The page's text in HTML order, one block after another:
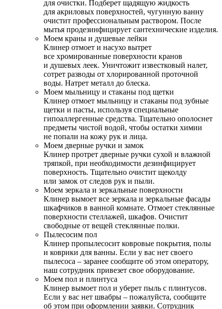
для очистки. Подберет щадящую жидкость
для акриловых поверхностей, чугунную ванну
очистит профессиональным раствором. После
мытья продезинфицирует сантехнические изделия.
Моем краны и душевые лейки
Клинер отмоет и насухо вытрет
все хромированные поверхности кранов
и душевых леек. Уничтожит известковый налет,
сотрет разводы от хлорированной проточной
воды. Натрет металл до блеска.
Моем мыльницу и стаканы под щетки
Клинер отмоет мыльницу и стаканы под зубные
щетки и пасты, используя специальные
гипоаллергенные средства. Тщательно ополоснет
предметы чистой водой, чтобы остатки химии
не попали на кожу рук и лица.
Моем дверные ручки и замок
Клинер протрет дверные ручки сухой и влажной
тряпкой, при необходимости дезинфицирует
поверхность. Тщательно очистит щеколду
или замок от следов рук и пыли.
Моем зеркала и зеркальные поверхности
Клинер вымоет все зеркала и зеркальные фасады
шкафчиков в ванной комнате. Отмоет стеклянные
поверхности стеллажей, шкафов. Очистит
свободные от вещей стеклянные полки.
Пылесосим пол
Клинер пропылесосит ковровые покрытия, полы
и коврики для ванны. Если у вас нет своего
пылесоса – заранее сообщите об этом оператору,
наш сотрудник привезет свое оборудование.
Моем пол и плинтуса
Клинер вымоет пол и уберет пыль с плинтусов.
Если у вас нет швабры – пожалуйста, сообщите
об этом при оформлении заявки. Сотрудник